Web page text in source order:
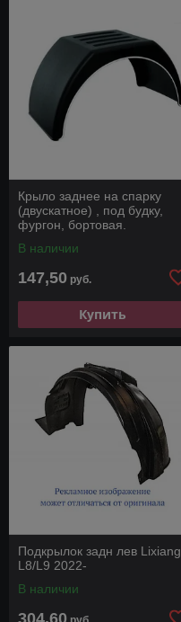
Крыло заднее на спарку
(двускатное) , под будку,
фургон, бортовая.
В наличии
147,50 руб.
Купить
Подкрылок задн лев Lixiang
L8/L9 2022-
В наличии
304,60